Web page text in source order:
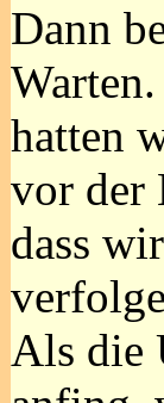
Dann
hatten
vor der
dass
Als die